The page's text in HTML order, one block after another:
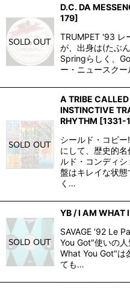
D.C. DA
179]
TRUMPET '93 レ
が、出身は(たぶ
Springらしく、
ー・ニュースク
A TRIBE
INSTINCTIVE
RHYTHM [1331-
シールド・コピ
にして、歴史的
ルド・コンディ
盤はキレイな状
く…
YB / I AM WHAT
SAVAGE '92 Le
You Got"使いの
What You Got"は
ても…